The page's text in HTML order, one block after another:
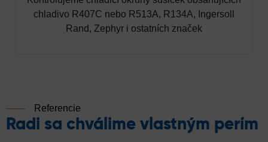
chladivo R407C nebo R513A, R134A, Ingersoll
Rand, Zephyr i ostatních značek
Referencie
Radi sa chválime vlastným perím